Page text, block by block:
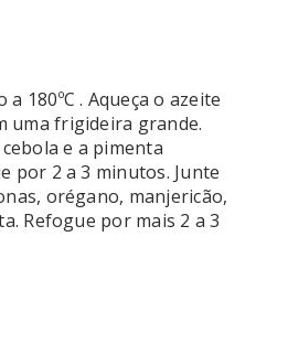
180ºC . Aqueça o azeite
uma frigideira grande.
e a pimenta
por 2 a 3 minutos. Junte
orégano, manjericão,
Refogue por mais 2 a 3